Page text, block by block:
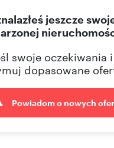
jeszcze
swoje oczekiwania i
dopasowane
Powiadom o nowych